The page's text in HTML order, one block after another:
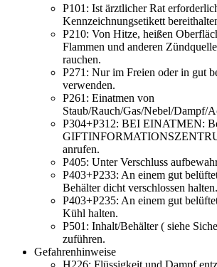
P101: Ist ärztlicher Rat
Kennzeichnungsetikett
P210: Von Hitze, heißen
Flammen und anderen
rauchen.
P271: Nur im Freien oder in gut
verwenden.
P261: Einatmen von
Staub/Rauch/Gas/Nebel/Dampf/
P304+P312: BEI EINATMEN:
anrufen.
P405: Unter Verschluss
P403+P233: An einem gut
Behälter dicht verschlossen halten.
P403+P235: An einem gut
Kühl halten.
P501: Inhalt/Behälter ( siehe
zuführen.
Gefahrenhinweise
H226: Flüssigkeit und Dampf